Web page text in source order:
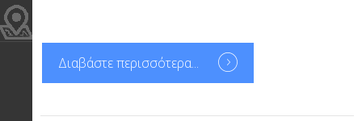
Διαβάστε περισσότερα...